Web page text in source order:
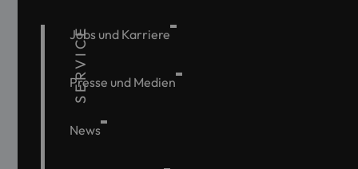
SERVICE
Jobs und Karriere
Presse und Medien
News